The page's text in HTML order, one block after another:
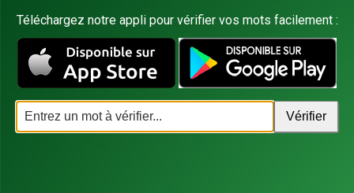
Téléchargez notre appli pour vérifier vos mots facilement :